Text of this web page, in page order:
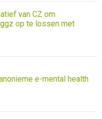
van CZ om
op te lossen met
e-mental health